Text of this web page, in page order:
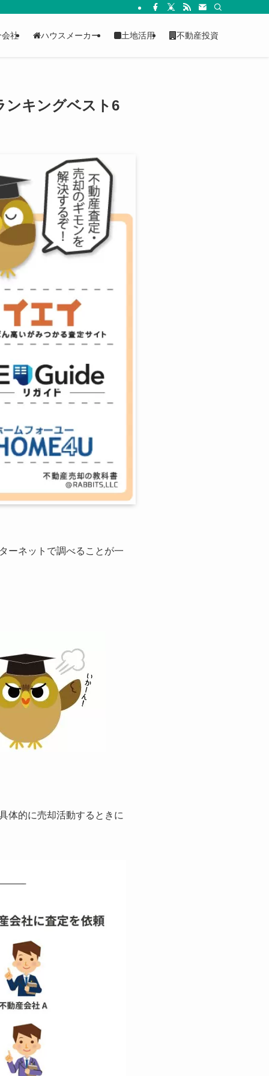
会社 ハウスメーカー 土地活用 不動産投資
ンキングベスト6
ーネットで調べることが一
体的に売却活動するときに